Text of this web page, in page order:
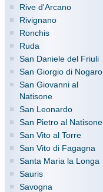
Rive d'Arcano
Rivignano
Ronchis
Ruda
San Daniele del Friuli
San Giorgio di Nogaro
San Giovanni al
Natisone
San Leonardo
San Pietro al Natisone
San Vito al Torre
San Vito di Fagagna
Santa Maria la Longa
Sauris
Savogna